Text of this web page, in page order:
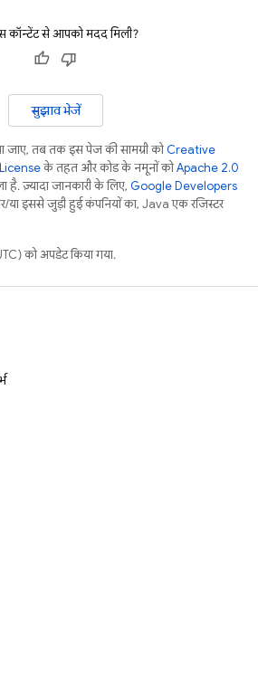
कॉन्टेंट से आपको मदद मिली?
सुझाव भेजें
तब तक इस पेज की सामग्री कोCreative
के तहत और कोड के नमूनों कोApache 2.0
ज़्यादा जानकारी के लिए, Google Developers
इससे जुड़ी हुई कंपनियों का, Java एक रजिस्टर
को अपडेट किया गया.